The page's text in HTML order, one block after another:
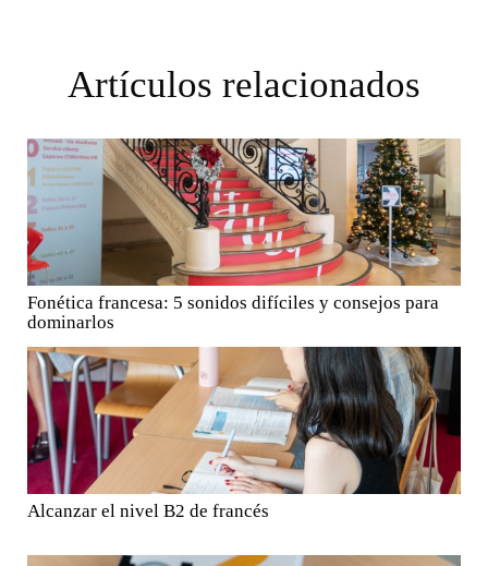
Artículos relacionados
Fonética francesa: 5 sonidos difíciles y consejos para
dominarlos
Alcanzar el nivel B2 de francés